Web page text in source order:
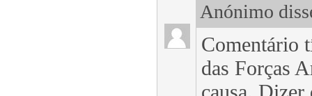
Anónimo
Comentário
das Forças